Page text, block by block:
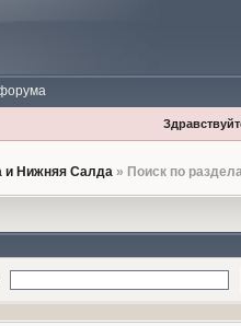
и Нижняя Салда» Поиск по